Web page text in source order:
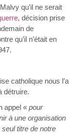
qu’il ne serait
, décision prise
de
qu’il n’était en
catholique nous l’a
détruire.
appel « pour
à une organisation
titre de notre